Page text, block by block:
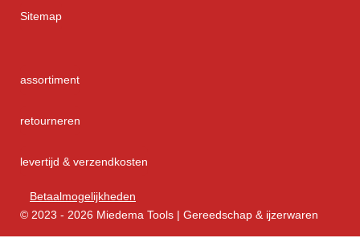
Sitemap
assortiment
retourneren
levertijd & verzendkosten
Betaalmogelijkheden
© 2023 - 2026 Miedema Tools | Gereedschap & ijzerwaren